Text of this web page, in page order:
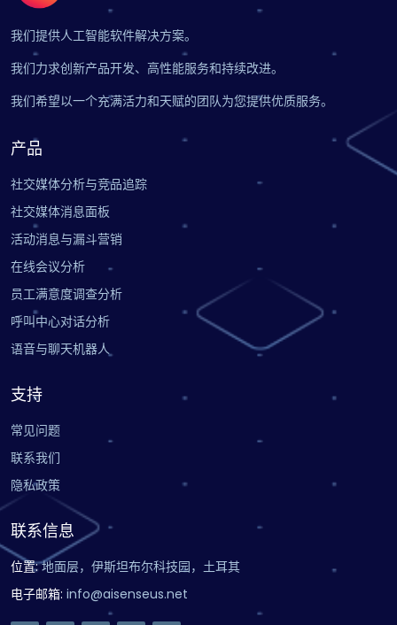
我们提供人工智能软件解决方案。
我们力求创新产品开发、高性能服务和持续改进。
我们希望以一个充满活力和天赋的团队为您提供优质服务。
产品
社交媒体分析与竞品追踪
社交媒体消息面板
活动消息与漏斗营销
在线会议分析
员工满意度调查分析
呼叫中心对话分析
语音与聊天机器人
支持
常见问题
联系我们
隐私政策
联系信息
位置:地面层，伊斯坦布尔科技园，土耳其
电子邮箱: info@aisenseus.net